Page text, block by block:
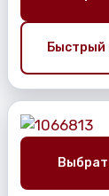
Быстрый